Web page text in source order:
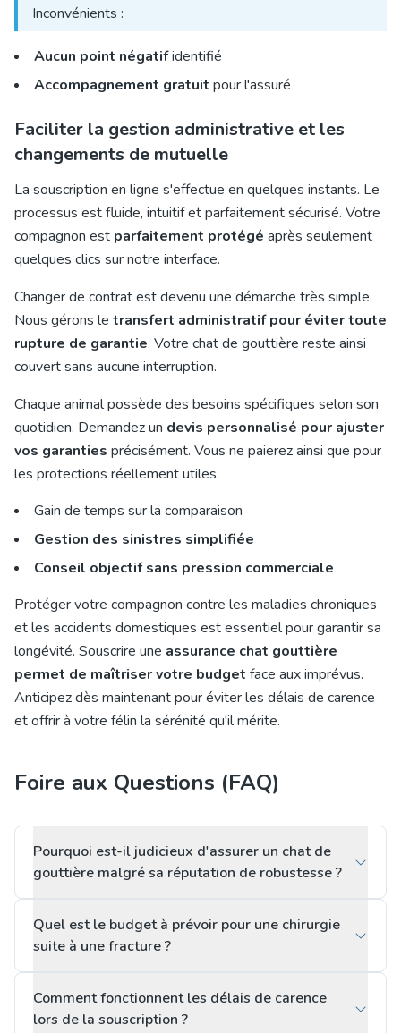
Inconvénients :
Aucun point négatifidentifié
Accompagnement gratuit pour l'assuré
Faciliter la gestion administrative et les
changements de mutuelle
La souscription en ligne s'effectue en quelques instants. Le
processus est fluide, intuitif et parfaitement sécurisé. Votre
compagnon est parfaitement protégé après seulement
quelques clics sur notre interface.
Changer de contrat est devenu une démarche très simple.
Nous gérons le transfert administratif pour éviter toute
rupture de garantie. Votre chat de gouttière reste ainsi
couvert sans aucune interruption.
Chaque animal possède des besoins spécifiques selon son
quotidien. Demandez un devis personnalisé pour ajuster
vos garanties précisément. Vous ne paierez ainsi que pour
les protections réellement utiles.
Gain de temps sur la comparaison
Gestion des sinistres simplifiée
Conseil objectif sans pression commerciale
Protéger votre compagnon contre les maladies chroniques
et les accidents domestiques est essentiel pour garantir sa
longévité. Souscrire une assurance chat gouttière
permet de maîtriser votre budget face aux imprévus.
Anticipez dès maintenant pour éviter les délais de carence
et offrir à votre félin la sérénité qu'il mérite.
Foire aux Questions (FAQ)
Pourquoi est-il judicieux d'assurer un chat de
gouttière malgré sa réputation de robustesse ?
Quel est le budget à prévoir pour une chirurgie
suite à une fracture ?
Comment fonctionnent les délais de carence
lors de la souscription ?